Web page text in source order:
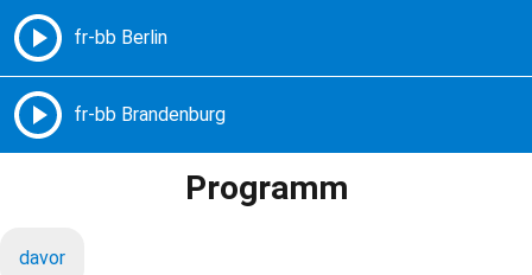
Freie Radios – Berlin Brandenburg
Programm
davor